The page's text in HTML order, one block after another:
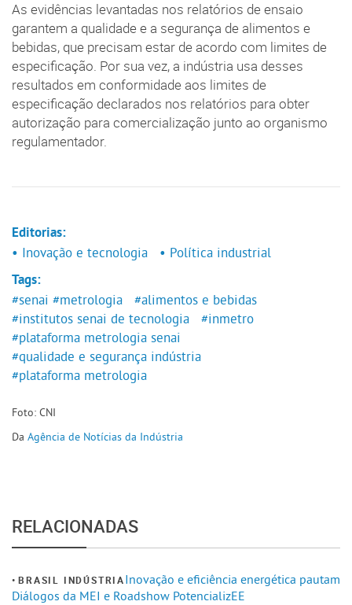
As evidências levantadas nos relatórios de ensaio
garantem a qualidade e a segurança de alimentos e
bebidas, que precisam estar de acordo com limites de
especificação. Por sua vez, a indústria usa desses
resultados em conformidade aos limites de
especificação declarados nos relatórios para obter
autorização para comercialização junto ao organismo
regulamentador.
Editorias:
• Inovação e tecnologia
• Política industrial
Tags:
#senai #metrologia
#alimentos e bebidas
#institutos senai de tecnologia
#inmetro
#plataforma metrologia senai
#qualidade e segurança indústria
#plataforma metrologia
Foto: CNI
Da Agência de Notícias da Indústria
RELACIONADAS
BRASIL INDÚSTRIAInovação e eficiência energética pautam
Diálogos da MEI e Roadshow PotencializEE